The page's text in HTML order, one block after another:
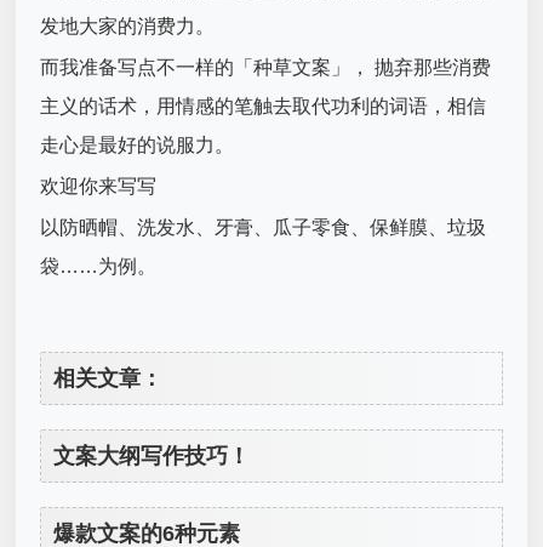
发地大家的消费力。
而我准备写点不一样的「种草文案」， 抛弃那些消费
主义的话术，用情感的笔触去取代功利的词语，相信
走心是最好的说服力。
欢迎你来写写
以防晒帽、洗发水、牙膏、瓜子零食、保鲜膜、垃圾
袋……为例。
相关文章：
文案大纲写作技巧！
爆款文案的6种元素